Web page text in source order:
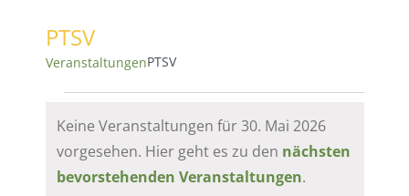
PTSV
VeranstaltungenPTSV
Veranstaltungen
für
Hinweis
Keine Veranstaltungen für 30. Mai 2026
vorgesehen. Hier geht es zu den nächsten
bevorstehenden Veranstaltungen.